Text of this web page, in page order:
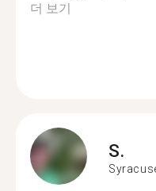
더 보기
S.